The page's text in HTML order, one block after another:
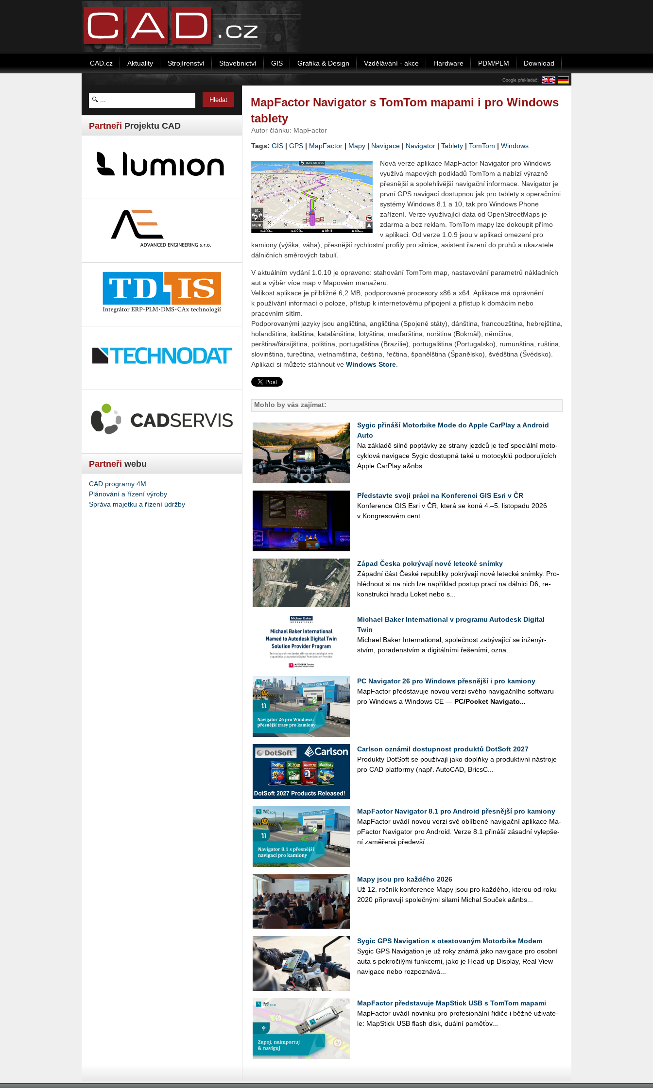
CAD.cz Aktuality Strojírenství Stavebnictví GIS Grafika & Design Vzdělávání - akce Hardware PDM/PLM Download
Google překladač:
Partneři Projektu CAD
Partneři webu
CAD programy 4M
Plánování a řízení výroby
Správa majetku a řízení údržby
MapFactor Navigator s TomTom mapami i pro Windows
tablety
Autor článku: MapFactor
Tags: GIS | GPS | MapFactor | Mapy | Navigace | Navigator | Tablety | TomTom | Windows
Nová verze aplikace MapFactor Navigator pro Windows
využívá mapových podkladů TomTom a nabízí výrazně
přesnější a spolehlivější navigační informace. Navigator je
první GPS navigací dostupnou jak pro tablety s operačními
systémy Windows 8.1 a 10, tak pro Windows Phone
zařízení. Verze využívající data od OpenStreetMaps je
zdarma a bez reklam. TomTom mapy lze dokoupit přímo
v aplikaci. Od verze 1.0.9 jsou v aplikaci omezení pro
kamiony (výška, váha), přesnější rychlostní profily pro silnice, asistent řazení do pruhů a ukazatele
dálničních směrových tabulí.
V aktuálním vydání 1.0.10 je opraveno: stahování TomTom map, nastavování parametrů nákladních
aut a výběr více map v Mapovém manažeru.
Velikost aplikace je přibližně 6,2 MB, podporované procesory x86 a x64. Aplikace má oprávnění
k používání informací o poloze, přístup k internetovému připojení a přístup k domácím nebo
pracovním sítím.
Podporovanými jazyky jsou angličtina, angličtina (Spojené státy), dánština, francouzština, hebrejština,
holandština, italština, katalánština, lotyština, maďarština, norština (Bokmål), němčina,
perština/fársíjština, polština, portugalština (Brazílie), portugalština (Portugalsko), rumunština, ruština,
slovinština, turečtina, vietnamština, čeština, řečtina, španělština (Španělsko), švédština (Švédsko).
Aplikaci si můžete stáhnout ve Windows Store
Mohlo by vás zajímat:
Sygic přináší Motorbike Mode do Apple CarPlay a Android
Auto
Na zá­kla­dě silné po­ptáv­ky ze stra­ny jezd­ců je teď spe­ci­ál­ní mo­to­
cy­klo­vá na­vi­ga­ce Sygic do­stup­ná také u mo­to­cy­klů pod­po­ru­jí­cích
Apple Car­Play a&nbs...
Představte svoji práci na Konferenci GIS Esri v ČR
Kon­fe­ren­ce GIS Esri v ČR, která se koná 4.–5. lis­to­pa­du 2026
v Kon­gre­so­vém cen­t­...
Západ Česka pokrývají nové letecké snímky
Zá­pad­ní část České re­pub­li­ky po­krý­va­jí nové le­tec­ké sním­ky. Pro­
hléd­nout si na nich lze na­pří­klad po­stup prací na dál­ni­ci D6, re­
kon­struk­ci hradu Loket nebo s...
Michael Baker International v programu Autodesk Digital
Twin
Mi­cha­el Baker In­ter­nati­o­nal, spo­leč­nost za­bý­va­jí­cí se in­že­nýr­
stvím, po­ra­den­stvím a di­gi­tál­ní­mi ře­še­ní­mi, ozna...
PC Navigator 26 pro Windows přesnější i pro kamiony
Map­Fac­tor před­sta­vu­je novou verzi svého na­vi­gač­ní­ho soft­wa­ru
pro Win­dows a Win­dows CE — PC/Po­cket Na­vi­ga­to...
Carlson oznámil dostupnost produktů DotSoft 2027
Pro­duk­ty Do­t­Soft se po­u­ží­va­jí jako doplňky a pro­duk­tiv­ní ná­stro­je
pro CAD plat­for­my (např. Au­to­CAD, Brics­C...
MapFactor Navigator 8.1 pro Android přesnější pro kamiony
Ma­p­Fac­tor uvádí novou verzi své ob­lí­be­né na­vi­gač­ní apli­ka­ce Ma­
p­Fac­tor Na­vi­ga­tor pro An­dro­id. Verze 8.1 při­ná­ší zá­sad­ní vy­lep­še­
ní za­mě­ře­ná pře­de­vší...
Mapy jsou pro každého 2026
Už 12. roč­ník kon­fe­ren­ce Mapy jsou pro kaž­dé­ho, kte­rou od roku
2020 při­pra­vu­jí spo­leč­ný­mi si­la­mi Mi­chal Sou­ček a&nbs...
Sygic GPS Navigation s otestovaným Motorbike Modem
Sygic GPS Na­vi­gati­on je už roky známá jako na­vi­ga­ce pro osob­ní
auta s po­kro­či­lý­mi funk­ce­mi, jako je Head-up Dis­play, Real View
na­vi­ga­ce nebo roz­po­zná­vá­...
MapFactor představuje MapStick USB s TomTom mapami
Map­Fac­tor uvádí no­vin­ku pro pro­fe­si­o­nál­ní ři­di­če i běžné uži­va­te­
le: Ma­pS­tick USB flash disk, du­ál­ní pa­mě­ťo­v...